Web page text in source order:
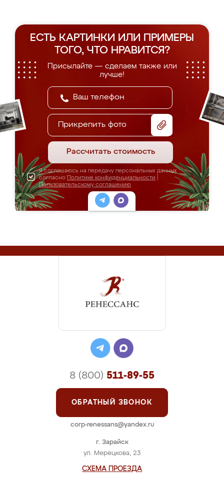
ЕСТЬ КАРТИНКИ ИЛИ ПРИМЕРЫ
ТОГО, ЧТО НРАВИТСЯ?
Присылайте — сделаем также или
лучше!
Прикрепить фото
Рассчитать стоимость
Я соглашаюсь на передачу персональных данных
согласно Политике конфиденциальности
Пользовательскому соглашению
г. Зарайск
ул. Мерецкова, 23
СХЕМА ПРОЕЗДА
8 (800) 511-89-55
ОБРАТНЫЙ ЗВОНОК
corp-renessans@yandex.ru